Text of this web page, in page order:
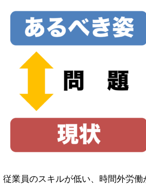
業員のスキルが低い、時間外労